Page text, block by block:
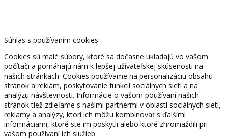
Súhlas s používaním cookies
Cookies sú malé súbory, ktoré sa dočasne ukladajú vo vašom
počítači a pomáhajú nám k lepšej užívateľskej skúsenosti na
našich stránkach. Cookies používame na personalizáciu obsahu
stránok a reklám, poskytovanie funkcií sociálnych sietí a na
analýzu návštevnosti. Informácie o vašom používaní našich
stránok tiež zdieľame s našimi partnermi v oblasti sociálnych sietí,
reklamy a analýzy, ktorí ich môžu kombinovať s ďalšími
informáciami, ktoré ste im poskytli alebo ktoré zhromaždili pri
vašom používaní ich služieb.